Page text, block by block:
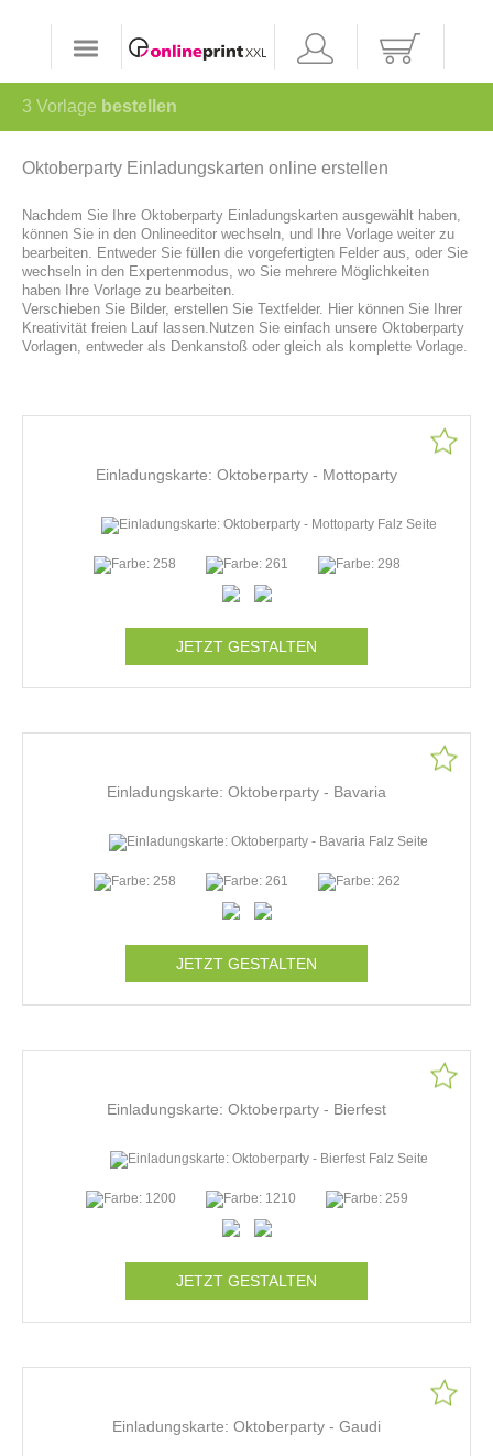
3 Vorlage bestellen
Oktoberparty Einladungskarten online erstellen
Nachdem Sie Ihre Oktoberparty Einladungskarten ausgewählt haben,
können Sie in den Onlineeditor wechseln, und Ihre Vorlage weiter zu
bearbeiten. Entweder Sie füllen die vorgefertigten Felder aus, oder Sie
wechseln in den Expertenmodus, wo Sie mehrere Möglichkeiten
haben Ihre Vorlage zu bearbeiten.
Verschieben Sie Bilder, erstellen Sie Textfelder. Hier können Sie Ihrer
Kreativität freien Lauf lassen.Nutzen Sie einfach unsere Oktoberparty
Vorlagen, entweder als Denkanstoß oder gleich als komplette Vorlage.
Einladungskarte: Oktoberparty - Mottoparty
JETZT GESTALTEN
Einladungskarte: Oktoberparty - Bavaria
JETZT GESTALTEN
Einladungskarte: Oktoberparty - Bierfest
JETZT GESTALTEN
Einladungskarte: Oktoberparty - Gaudi